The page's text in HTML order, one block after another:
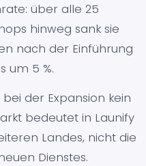
über alle 25
hinweg sank sie
nach der Einführung
um 5 %.
der Expansion kein
bedeutet in Launify
Landes, nicht die
Dienstes.